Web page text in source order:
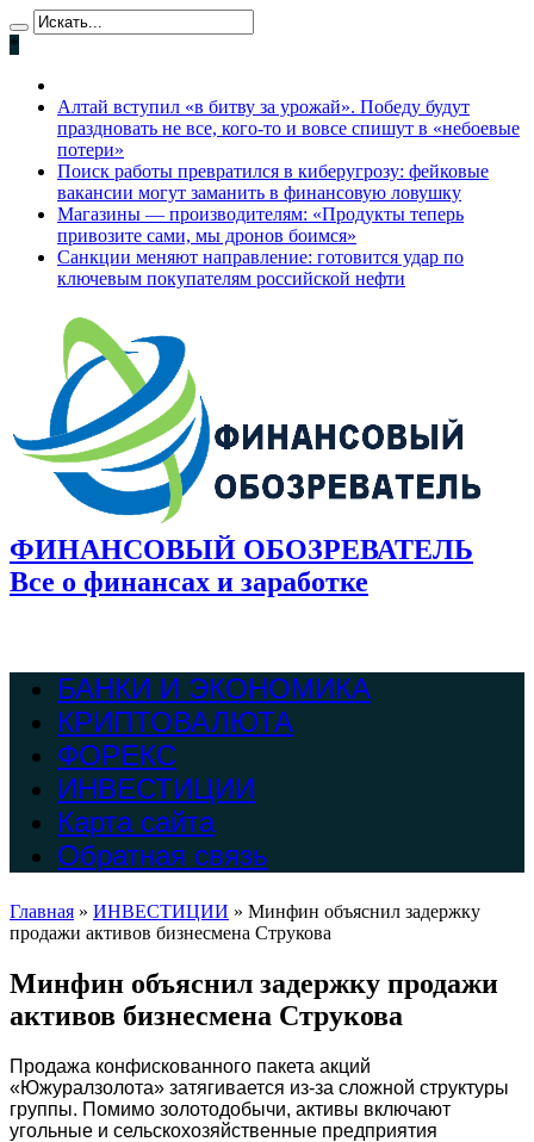
*
Алтай вступил «в битву за урожай». Победу будут
праздновать не все, кого-то и вовсе спишут в «небоевые
потери»
Поиск работы превратился в киберугрозу: фейковые
вакансии могут заманить в финансовую ловушку
Магазины — производителям: «Продукты теперь
привозите сами, мы дронов боимся»
Санкции меняют направление: готовится удар по
ключевым покупателям российской нефти
ФИНАНСОВЫЙ ОБОЗРЕВАТЕЛЬ
Все о финансах и заработке
БАНКИ И ЭКОНОМИКА
КРИПТОВАЛЮТА
ФОРЕКС
ИНВЕСТИЦИИ
Карта сайта
Обратная связь
Главная » ИНВЕСТИЦИИ » Минфин объяснил задержку
продажи активов бизнесмена Струкова
Минфин объяснил задержку продажи
активов бизнесмена Струкова
Продажа конфискованного пакета акций
«Южуралзолота» затягивается из-за сложной структуры
группы. Помимо золотодобычи, активы включают
угольные и сельскохозяйственные предприятия